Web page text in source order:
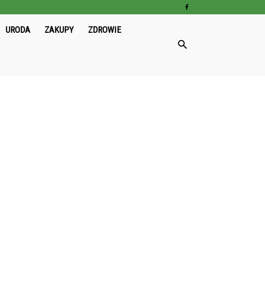
URODA ZAKUPY ZDROWIE